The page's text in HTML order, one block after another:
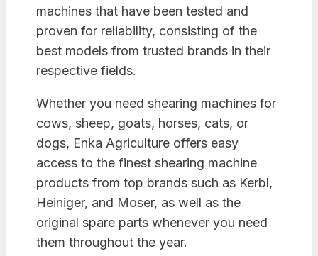
machines that have been tested and
proven for reliability, consisting of the
best models from trusted brands in their
respective fields.
Whether you need shearing machines for
cows, sheep, goats, horses, cats, or
dogs, Enka Agriculture offers easy
access to the finest shearing machine
products from top brands such as Kerbl,
Heiniger, and Moser, as well as the
original spare parts whenever you need
them throughout the year.